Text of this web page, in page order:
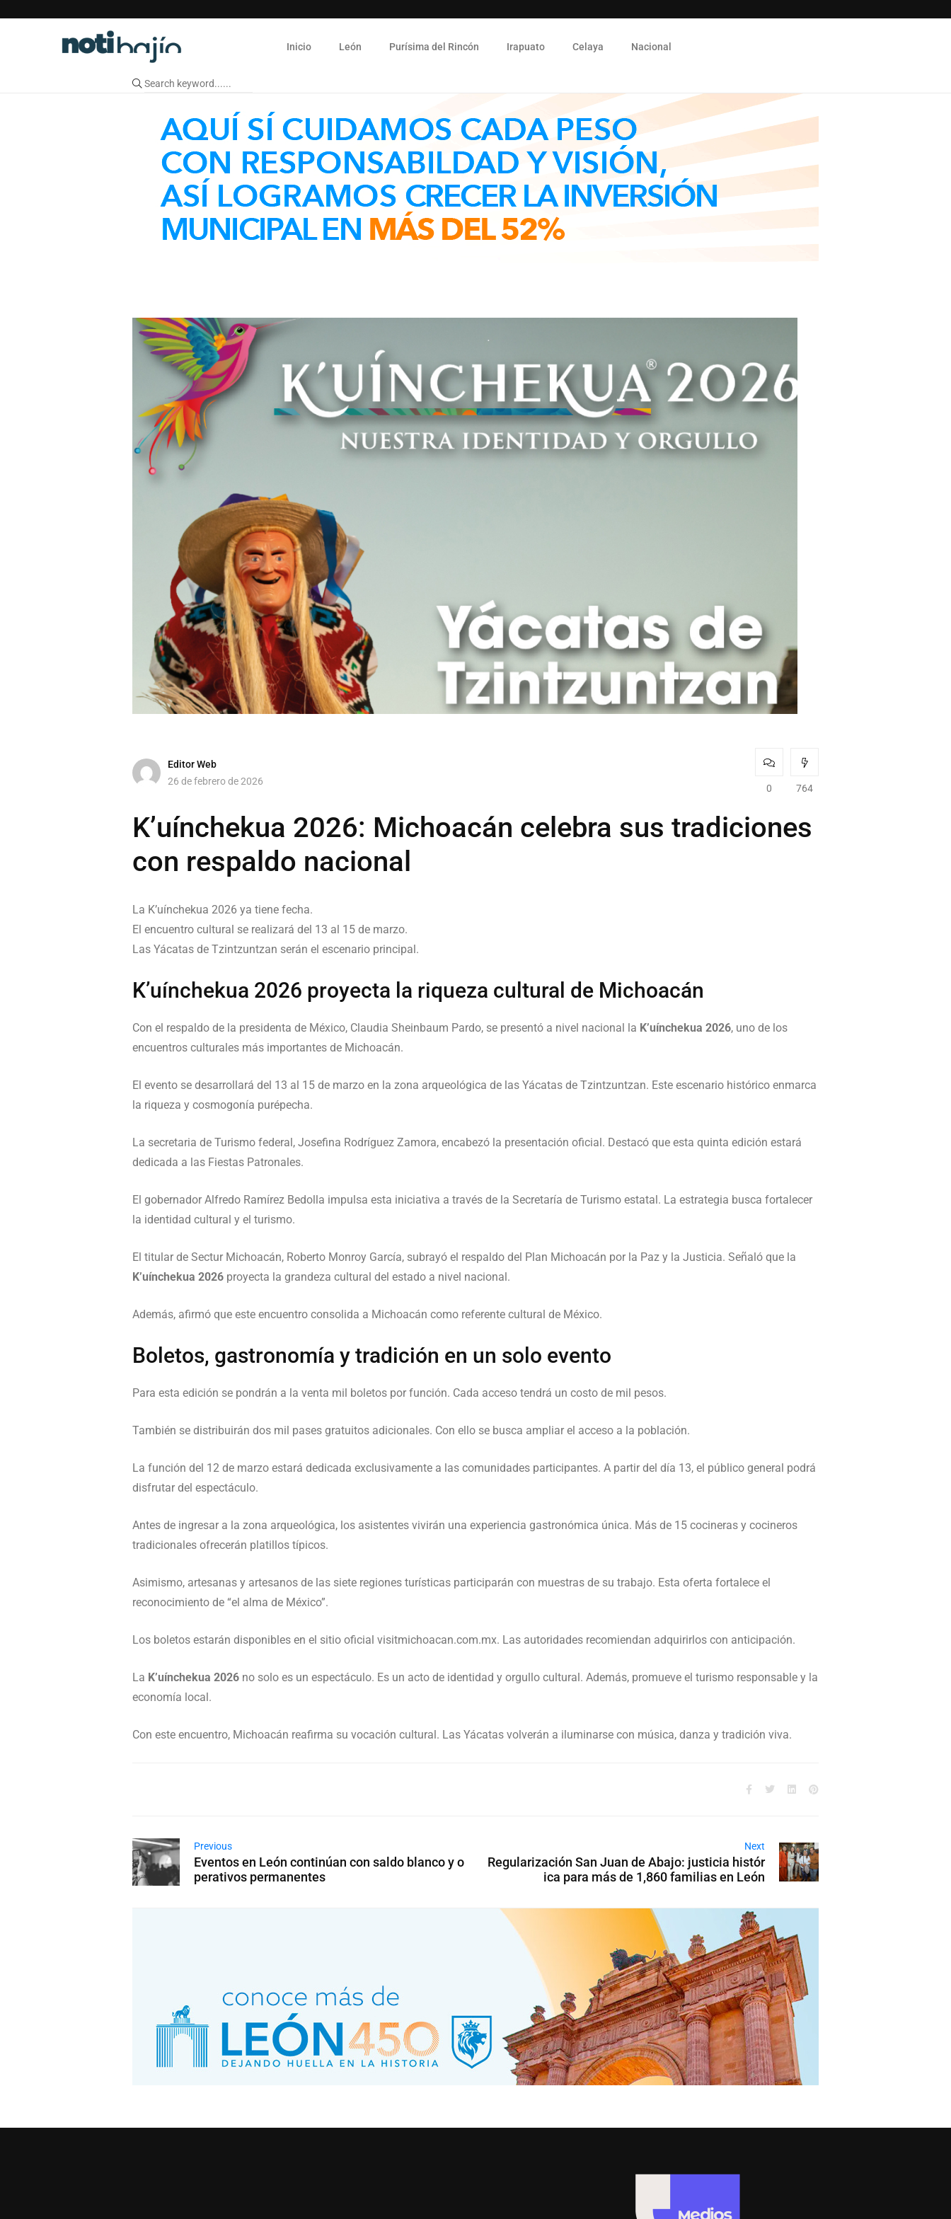
Inicio León Purísima del Rincón Irapuato Celaya Nacional
Editor Web
26 de febrero de 2026
0 764
K’uínchekua 2026: Michoacán celebra sus tradiciones
con respaldo nacional
La K’uínchekua 2026 ya tiene fecha.
El encuentro cultural se realizará del 13 al 15 de marzo.
Las Yácatas de Tzintzuntzan serán el escenario principal.
K’uínchekua 2026 proyecta la riqueza cultural de Michoacán
Con el respaldo de la presidenta de México, Claudia Sheinbaum Pardo, se presentó a nivel nacional la K’uínchekua 2026, uno de los
encuentros culturales más importantes de Michoacán.
El evento se desarrollará del 13 al 15 de marzo en la zona arqueológica de las Yácatas de Tzintzuntzan. Este escenario histórico enmarca
la riqueza y cosmogonía purépecha.
La secretaria de Turismo federal, Josefina Rodríguez Zamora, encabezó la presentación oficial. Destacó que esta quinta edición estará
dedicada a las Fiestas Patronales.
El gobernador Alfredo Ramírez Bedolla impulsa esta iniciativa a través de la Secretaría de Turismo estatal. La estrategia busca fortalecer
la identidad cultural y el turismo.
El titular de Sectur Michoacán, Roberto Monroy García, subrayó el respaldo del Plan Michoacán por la Paz y la Justicia. Señaló que la
K’uínchekua 2026 proyecta la grandeza cultural del estado a nivel nacional.
Además, afirmó que este encuentro consolida a Michoacán como referente cultural de México.
Boletos, gastronomía y tradición en un solo evento
Para esta edición se pondrán a la venta mil boletos por función. Cada acceso tendrá un costo de mil pesos.
También se distribuirán dos mil pases gratuitos adicionales. Con ello se busca ampliar el acceso a la población.
La función del 12 de marzo estará dedicada exclusivamente a las comunidades participantes. A partir del día 13, el público general podrá
disfrutar del espectáculo.
Antes de ingresar a la zona arqueológica, los asistentes vivirán una experiencia gastronómica única. Más de 15 cocineras y cocineros
tradicionales ofrecerán platillos típicos.
Asimismo, artesanas y artesanos de las siete regiones turísticas participarán con muestras de su trabajo. Esta oferta fortalece el
reconocimiento de “el alma de México”.
Los boletos estarán disponibles en el sitio oficial visitmichoacan.com.mx. Las autoridades recomiendan adquirirlos con anticipación.
La K’uínchekua 2026 no solo es un espectáculo. Es un acto de identidad y orgullo cultural. Además, promueve el turismo responsable y la
economía local.
Con este encuentro, Michoacán reafirma su vocación cultural. Las Yácatas volverán a iluminarse con música, danza y tradición viva.
Previous
Eventos en León continúan con saldo blanco y o
perativos permanentes
Next
Regularización San Juan de Abajo: justicia histór
ica para más de 1,860 familias en León